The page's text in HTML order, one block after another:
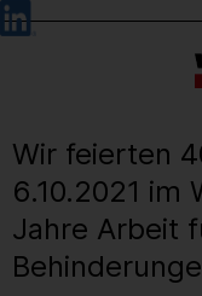
Barrierefreie
Bedienung
Sprachauswahl
Wir feierten
6.10.2021 im
Jahre Arbeit